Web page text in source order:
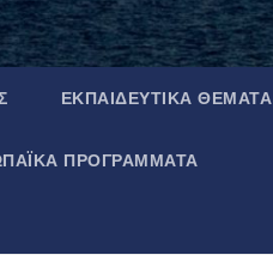
ΕΚΠΑΙΔΕΥΤΙΚΆ ΘΈΜΑΤΑ
ΠΡΟΓΡΑΜΜΑΤΑ